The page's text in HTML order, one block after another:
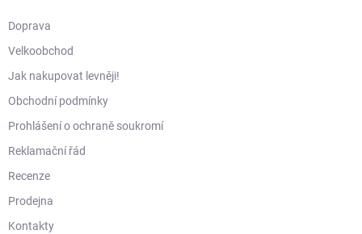
Doprava
Velkoobchod
Jak nakupovat levněji!
Obchodní podmínky
Prohlášení o ochraně soukromí
Reklamační řád
Recenze
Prodejna
Kontakty